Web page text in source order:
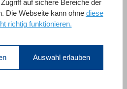
Now
von Deep
auf sichere Bereiche der
Die Webseite kann ohne diese
richtig funktionieren.
Auswahl erlauben